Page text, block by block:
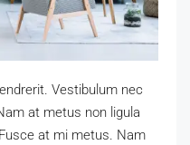
Vestibulum nec
at metus non ligula
at mi metus. Nam